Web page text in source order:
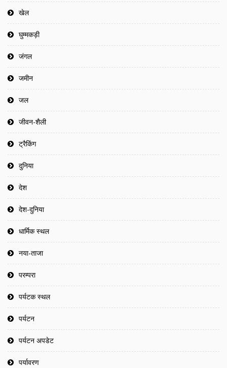
खेल
घुम्मकड़ी
जंगल
जमीन
जल
जीवन-शैली
ट्रैकिंग
दुनिया
देश
देश-दुनिया
धार्मिक स्थल
नया-ताजा
परम्परा
पर्यटक स्थल
पर्यटन
पर्यटन अपडेट
पर्यावरण